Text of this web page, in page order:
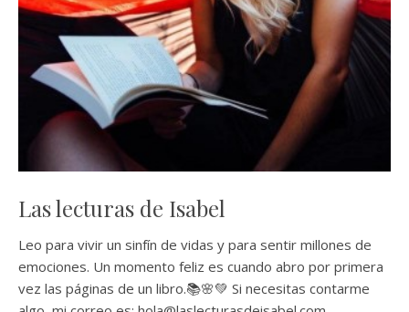
Las lecturas de Isabel
Leo para vivir un sinfín de vidas y para sentir millones de
emociones. Un momento feliz es cuando abro por primera
vez las páginas de un libro.📚🌸💚 Si necesitas contarme